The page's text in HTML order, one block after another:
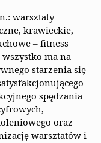
warsztaty
krawieckie,
– fitness
ma na
starzenia się
spędzania
oraz
warsztatów i